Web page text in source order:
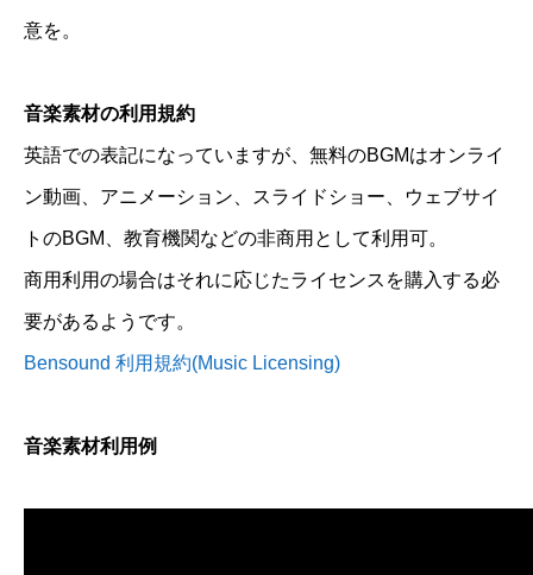
意を。
音楽素材の利用規約
英語での表記になっていますが、無料のBGMはオンライ
ン動画、アニメーション、スライドショー、ウェブサイ
トのBGM、教育機関などの非商用として利用可。
商用利用の場合はそれに応じたライセンスを購入する必
要があるようです。
Bensound 利用規約(Music Licensing)
音楽素材利用例